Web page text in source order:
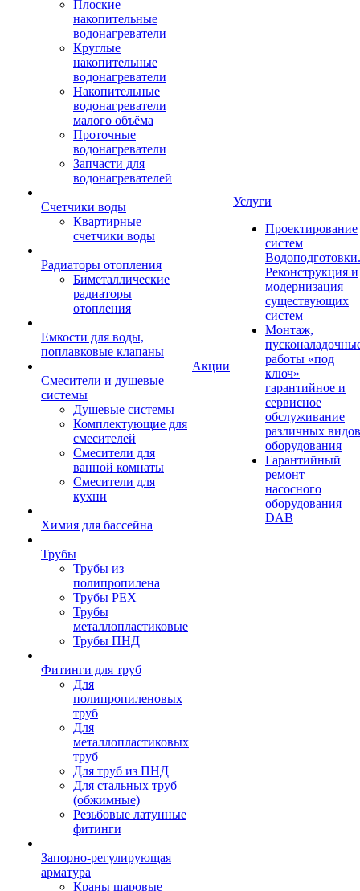
Плоские
накопительные
водонагреватели
Круглые
накопительные
водонагреватели
Накопительные
водонагреватели
малого объёма
Проточные
водонагреватели
Запчасти для
водонагревателей
Счетчики воды
Квартирные
счетчики воды
Радиаторы отопления
Биметаллические
радиаторы
отопления
Емкости для воды,
поплавковые клапаны
Смесители и душевые
системы
Душевые системы
Комплектующие для
смесителей
Смесители для
ванной комнаты
Смесители для
кухни
Химия для бассейна
Трубы
Трубы из
полипропилена
Трубы PEX
Трубы
металлопластиковые
Трубы ПНД
Фитинги для труб
Для
полипропиленовых
труб
Для
металлопластиковых
труб
Для труб из ПНД
Для стальных труб
(обжимные)
Резьбовые латунные
фитинги
Запорно-регулирующая
арматура
Краны шаровые
Акции
Услуги
Проектирование
систем
Водоподготовки.
Реконструкция и
модернизация
существующих
систем
Монтаж,
работы «под
ключ»
гарантийное и
сервисное
обслуживание
различных видов
оборудования
Гарантийный
ремонт
насосного
оборудования
DAB